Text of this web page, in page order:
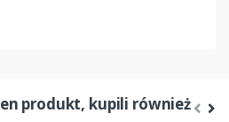
produkt, kupili również